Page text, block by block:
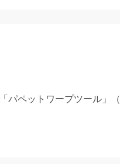
パペットワープツール」（